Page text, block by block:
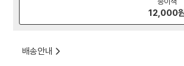
12,000
배송안내